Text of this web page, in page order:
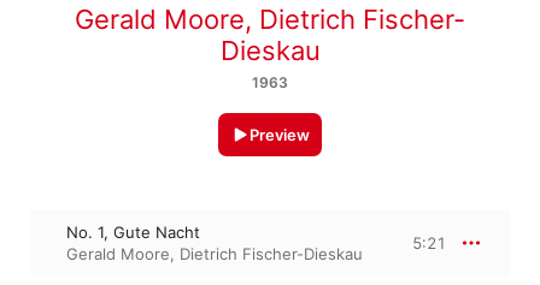
Gerald Moore, Dietrich Fischer-
Dieskau
1963
Preview
No. 1, Gute Nacht
Gerald Moore, Dietrich Fischer-Dieskau
5:21